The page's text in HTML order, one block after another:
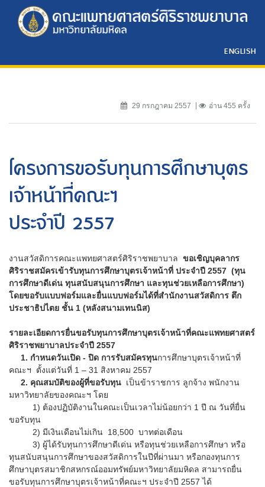
ENGLISH
29 กรกฎาคม 2557 อ่าน 455 ครั้ง
โครงการขอรับทุนการศึกษาบุตร
เจ้าหน้าที่คณะฯ
ประจำปี 2557
งานสวัสดิการคณะแพทยศาสตร์ศิริราชพยาบาล ขอเชิญบุคลากร
ศิริราชสมัครเข้ารับทุนการศึกษาบุตรเจ้าหน้าที่ ประจำปี 2557 (ทุน
การศึกษาดีเด่น ทุนสนับสนุนการศึกษา และทุนช่วยเหลือการศึกษา)
โดยขอรับแบบฟอร์มและยื่นแบบฟอร์มได้ที่สำนักงานสวัสดิการ ตึก
ประชาธิปไตย ชั้น 1 (หลังสนามเทนนิส)
รายละเอียดการยื่นขอรับทุนการศึกษาบุตรเจ้าหน้าที่คณะแพทยศาสตร์
ศิริราชพยาบาลประจำปี 2557
1. กำหนดวันเปิด - ปิด การรับสมัครทุนการศึกษาบุตรเจ้าหน้าที่
คณะฯ ตั้งแต่วันที่ 1 – 31 สิงหาคม 2557
2. คุณสมบัติของผู้ที่ขอรับทุน เป็นข้าราชการ ลูกจ้าง พนักงาน
มหาวิทยาลัยของคณะฯ โดย
1) ต้องปฏิบัติงานในคณะเป็นเวลาไม่น้อยกว่า 1 ปี ณ วันที่ยื่น
ขอรับทุน
2) มีเงินเดือนไม่เกิน 18,500 บาทต่อเดือน
3) ผู้ได้รับทุนการศึกษาดีเด่น หรือทุนช่วยเหลือการศึกษา หรือ
ทุนสนับสนุนการศึกษาของสวัสดิการในปีที่ผ่านมา หรือกองทุนการ
ศึกษาบุตรสมาชิกสหกรณ์ออมทรัพย์มหาวิทยาลัยมหิดล สามารถยื่น
ขอรับทุนการศึกษาบุตรเจ้าหน้าที่คณะฯ ประจำปี 2557 ได้